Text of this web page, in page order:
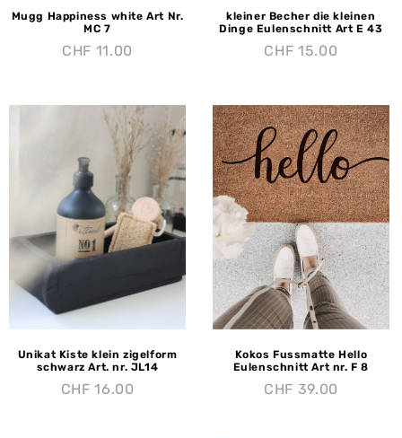
Mugg Happiness white Art Nr.
MC 7
CHF 11.00
kleiner Becher die kleinen
Dinge Eulenschnitt Art E 43
CHF 15.00
Unikat Kiste klein zigelform
schwarz Art. nr. JL14
CHF 16.00
Kokos Fussmatte Hello
Eulenschnitt Art nr. F 8
CHF 39.00